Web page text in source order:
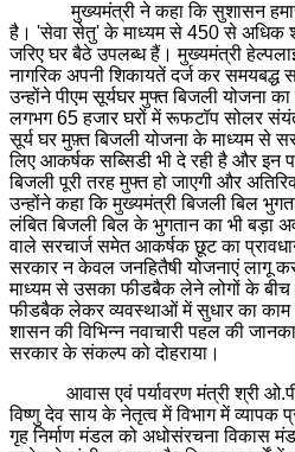
मुख्यमंत्री ने कहा कि सुशासन हमारे
है। 'सेवा सेतु' के माध्यम से 450 से अधिक
जरिए घर बैठे उपलब्ध हैं। मुख्यमंत्री
नागरिक अपनी शिकायतें दर्ज कर समयबद्ध
उन्होंने पीएम सूर्यघर मुफ्त बिजली योजना
लगभग 65 हजार घरों में रूफटॉप सोलर
सूर्य घर मुफ़्त बिजली योजना के माध्यम से
लिए आकर्षक सब्सिडी भी दे रही है और इन
बिजली पूरी तरह मुफ्त हो जाएगी और
उन्होंने कहा कि मुख्यमंत्री बिजली बिल
लंबित बिजली बिल के भुगतान का भी बड़ा
वाले सरचार्ज समेत आकर्षक छूट का
सरकार न केवल जनहितैषी योजनाएं लागू
माध्यम से उसका फीडबैक लेने लोगों के बीच
फीडबैक लेकर व्यवस्थाओं में सुधार का काम
शासन की विभिन्न नवाचारी पहल की
सरकार के संकल्प को दोहराया।
आवास एवं पर्यावरण मंत्री श्री ओ.पी.
विष्णु देव साय के नेतृत्व में विभाग में व्यापक
गृह निर्माण मंडल को अधोसंरचना विकास